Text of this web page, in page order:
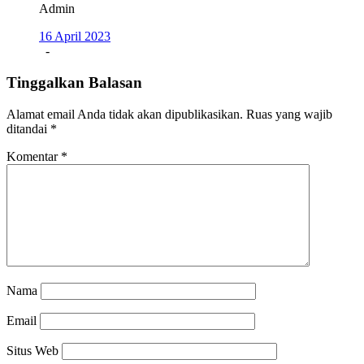
Admin
16 April 2023
-
Tinggalkan Balasan
Alamat email Anda tidak akan dipublikasikan. Ruas yang wajib
ditandai *
Komentar *
Nama
Email
Situs Web